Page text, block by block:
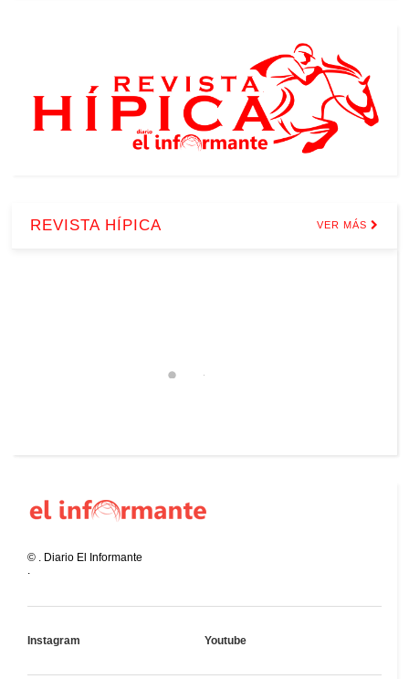
REVISTA HÍPICA VER MÁS
© . Diario El Informante
.
Instagram Youtube